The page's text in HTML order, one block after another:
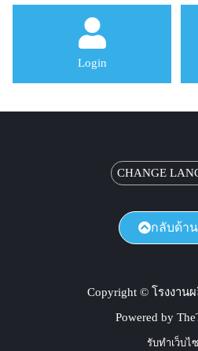
Login
Copyright © โรงงาน
Powered by
รับทำเว็บไ
CHANGE
กลับด้า